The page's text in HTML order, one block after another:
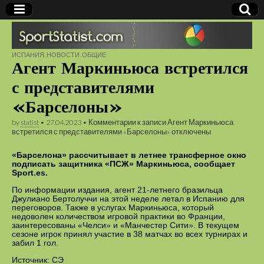
Sportstatist.com
СПОРТСТАТИСТ — сайт спортивных новостей и
статистики, рейтинги букмекерских контор, онлайн
результаты матчей
ИСПАНИЯ НОВОСТИ ОБЩИЕ
Агент Маркиньюса встретился
с представителями
«Барселоны»
bystatist • 27.04.2023 • Комментарии к записи Агент Маркиньюса
встретился с представителями «Барселоны» отключены
«Барселона» рассчитывает в летнее трансферное окно
подписать защитника «ПСЖ» Маркиньюса, сообщает
Sport.es.
По информации издания, агент 21-летнего бразильца
Джулиано Бертолуччи на этой неделе летал в Испанию для
переговоров. Также в услугах Маркиньюса, который
недоволен количеством игровой практики во Франции,
заинтересованы «Челси» и «Манчестер Сити». В текущем
сезоне игрок принял участие в 38 матчах во всех турнирах и
забил 1 гол.
Источник: СЭ